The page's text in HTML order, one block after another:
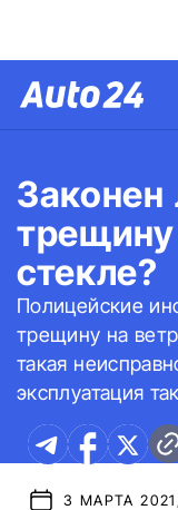
стекле?
Полицейские
трещину на
такая
эксплуатация
3 МАРТА